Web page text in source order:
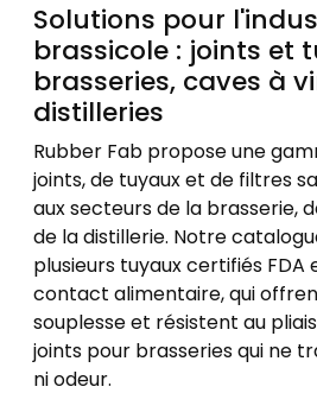
Solutions pour
brassicole : joints et
brasseries, caves à
distilleries
Rubber Fab propose une
joints, de tuyaux et de filtres
aux secteurs de la brasserie,
de la distillerie. Notre
plusieurs tuyaux certifiés FDA
contact alimentaire, qui
souplesse et résistent au
joints pour brasseries qui ne
ni odeur.